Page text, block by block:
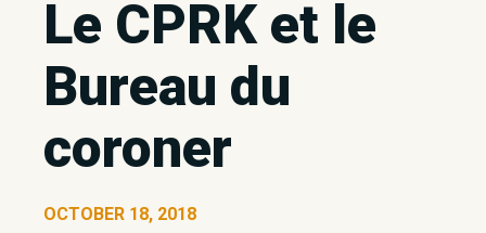
Le CPRK et le
Bureau du
coroner
OCTOBER 18, 2018